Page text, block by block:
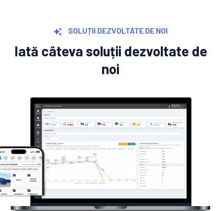
SOLUȚII DEZVOLTATE DE NOI
Iată câteva soluții dezvoltate de
noi